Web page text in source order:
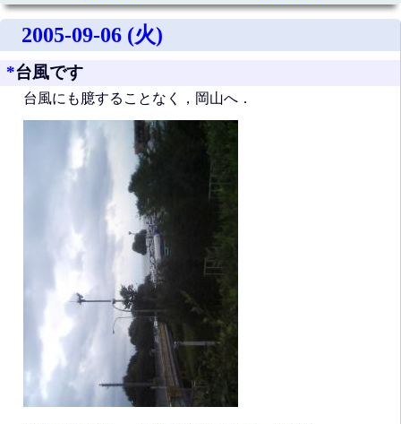
2005-09-06 (火)
*台風です
台風にも臆することなく，岡山へ．